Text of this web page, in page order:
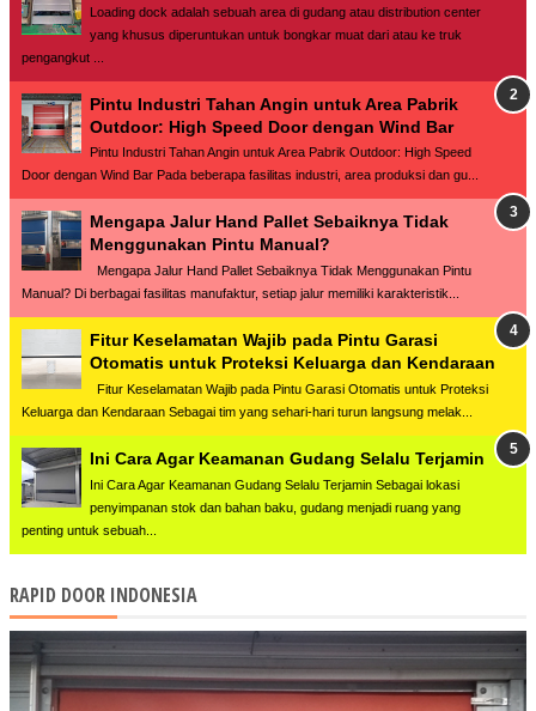
Loading dock adalah sebuah area di gudang atau distribution center
yang khusus diperuntukan untuk bongkar muat dari atau ke truk
pengangkut ...
Pintu Industri Tahan Angin untuk Area Pabrik
Outdoor: High Speed Door dengan Wind Bar
Pintu Industri Tahan Angin untuk Area Pabrik Outdoor: High Speed
Door dengan Wind Bar Pada beberapa fasilitas industri, area produksi dan gu...
Mengapa Jalur Hand Pallet Sebaiknya Tidak
Menggunakan Pintu Manual?
Mengapa Jalur Hand Pallet Sebaiknya Tidak Menggunakan Pintu
Manual? Di berbagai fasilitas manufaktur, setiap jalur memiliki karakteristik...
Fitur Keselamatan Wajib pada Pintu Garasi
Otomatis untuk Proteksi Keluarga dan Kendaraan
Fitur Keselamatan Wajib pada Pintu Garasi Otomatis untuk Proteksi
Keluarga dan Kendaraan Sebagai tim yang sehari-hari turun langsung melak...
Ini Cara Agar Keamanan Gudang Selalu Terjamin
Ini Cara Agar Keamanan Gudang Selalu Terjamin Sebagai lokasi
penyimpanan stok dan bahan baku, gudang menjadi ruang yang
penting untuk sebuah...
RAPID DOOR INDONESIA